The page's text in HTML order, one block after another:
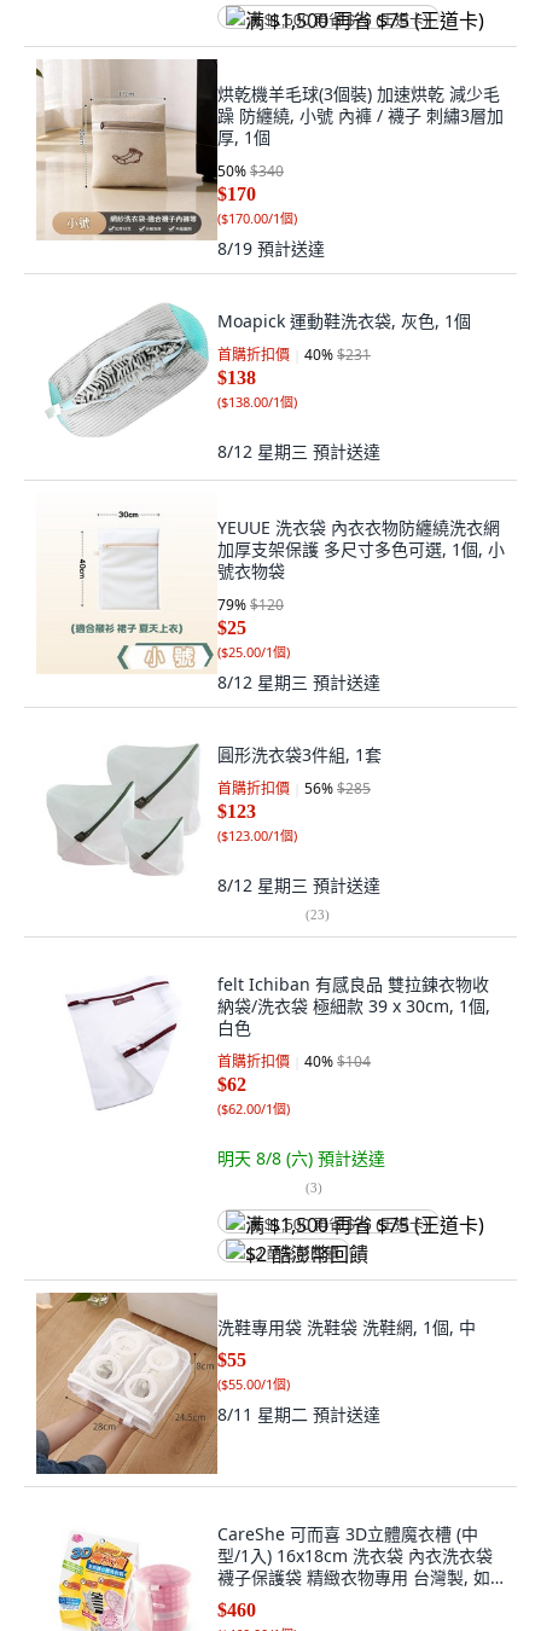
满 $1,500 再省 $75 (王道卡)
烘乾機羊毛球(3個裝) 加速烘乾 減少毛
躁 防纏繞, 小號 內褲 / 襪子 刺繡3層加
厚, 1個
50%$340
$170
($170.00/1個)
8/19 預計送達
Moapick 運動鞋洗衣袋, 灰色, 1個
首購折扣價 40%$231
$138
($138.00/1個)
8/12 星期三 預計送達
YEUUE 洗衣袋 內衣衣物防纏繞洗衣網
加厚支架保護 多尺寸多色可選, 1個, 小
號衣物袋
79%$120
$25
($25.00/1個)
8/12 星期三 預計送達
圓形洗衣袋3件組, 1套
首購折扣價 56%$285
$123
($123.00/1個)
8/12 星期三 預計送達
(23)
felt Ichiban 有感良品 雙拉鍊衣物收
納袋/洗衣袋 極細款 39 x 30cm, 1個,
白色
首購折扣價 40%$104
$62
($62.00/1個)
明天 8/8 (六) 預計送達
(3)
满 $1,500 再省 $75 (王道卡)
$2 酷澎幣回饋
洗鞋專用袋 洗鞋袋 洗鞋網, 1個, 中
$55
($55.00/1個)
8/11 星期二 預計送達
CareShe 可而喜 3D立體魔衣槽 (中
型/1入) 16x18cm 洗衣袋 內衣洗衣袋
襪子保護袋 精緻衣物專用 台灣製, 如
圖, 1個
$460